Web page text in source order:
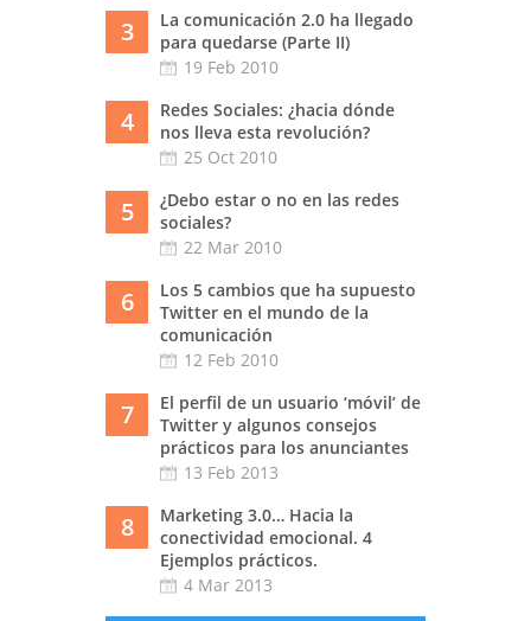
3
La comunicación 2.0 ha llegado
para quedarse (Parte II)
19 Feb 2010
4
Redes Sociales: ¿hacia dónde
nos lleva esta revolución?
25 Oct 2010
5
¿Debo estar o no en las redes
sociales?
22 Mar 2010
6
Los 5 cambios que ha supuesto
Twitter en el mundo de la
comunicación
12 Feb 2010
7
El perfil de un usuario ‘móvil’ de
Twitter y algunos consejos
prácticos para los anunciantes
13 Feb 2013
8
Marketing 3.0… Hacia la
conectividad emocional. 4
Ejemplos prácticos.
4 Mar 2013